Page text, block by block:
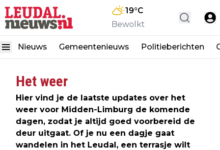
19°C
Bewolkt
Nieuws Gemeentenieuws Politieberichten
Het weer
Hier vind je de laatste updates over het
weer voor Midden-Limburg de komende
dagen, zodat je altijd goed voorbereid de
deur uitgaat. Of je nu een dagje gaat
wandelen in het Leudal, een terrasje wilt